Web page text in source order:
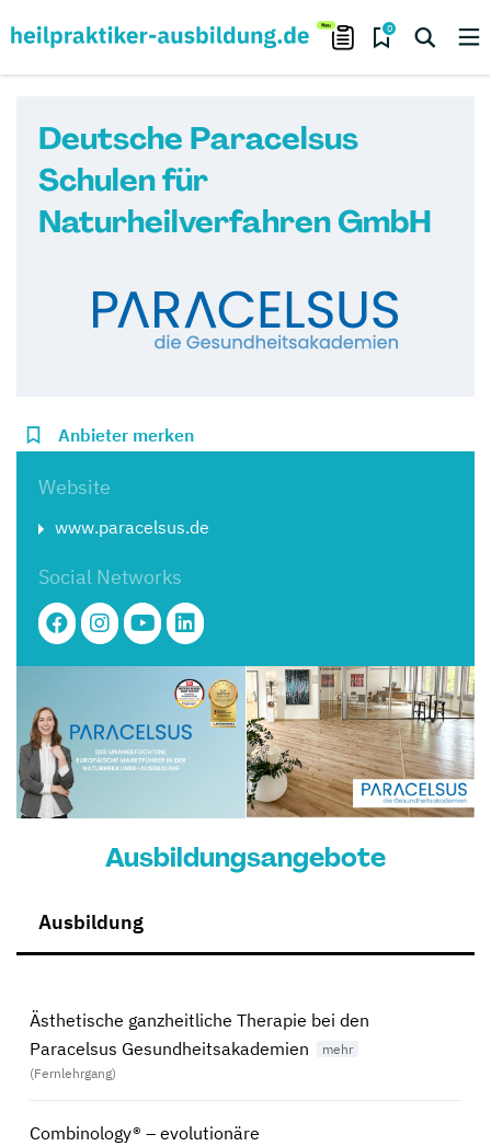
0
Deutsche Paracelsus
Schulen für
Naturheilverfahren GmbH
Anbieter merken
Website
www.paracelsus.de
Social Networks
Ausbildungsangebote
Ausbildung
Ästhetische ganzheitliche Therapie bei den
Paracelsus Gesundheitsakademien
(Fernlehrgang)
Combinology® – evolutionäre